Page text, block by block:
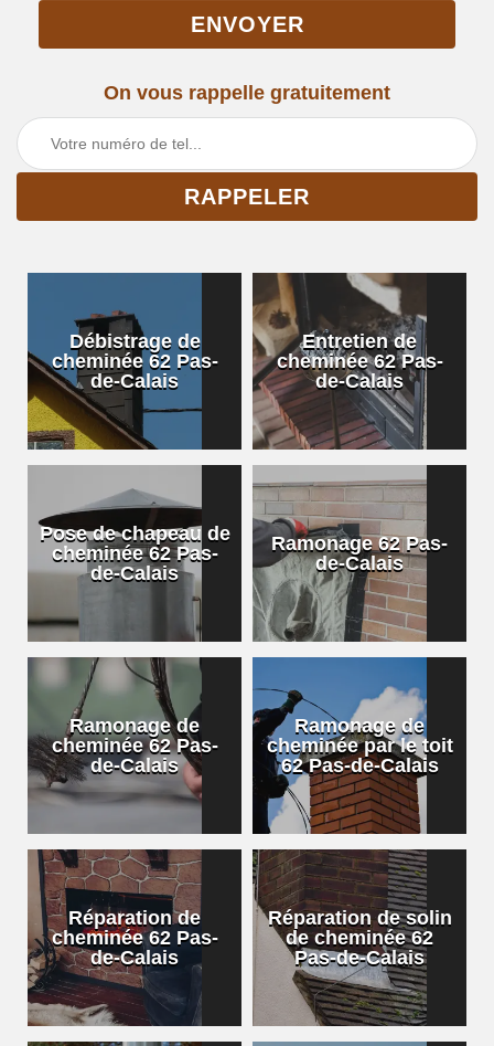
On vous rappelle gratuitement
Débistrage de
cheminée 62 Pas-
de-Calais
Entretien de
cheminée 62 Pas-
de-Calais
Pose de chapeau de
cheminée 62 Pas-
de-Calais
Ramonage 62 Pas-
de-Calais
Ramonage de
cheminée 62 Pas-
de-Calais
Ramonage de
cheminée par le toit
62 Pas-de-Calais
Réparation de
cheminée 62 Pas-
de-Calais
Réparation de solin
de cheminée 62
Pas-de-Calais